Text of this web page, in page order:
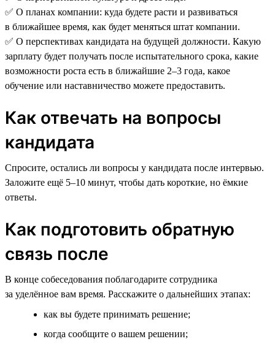
✅ О планах компании: куда будете расти и развиваться
в ближайшее время, как будет меняться штат компании.
✅ О перспективах кандидата на будущей должности. Какую
зарплату будет получать после испытательного срока, какие
возможности роста есть в ближайшие 2–3 года, какое
обучение или наставничество можете предоставить.
Как отвечать на вопросы
кандидата
Спросите, остались ли вопросы у кандидата после интервью.
Заложите ещё 5–10 минут, чтобы дать короткие, но ёмкие
ответы.
Как подготовить обратную
связь после
В конце собеседования поблагодарите сотрудника
за уделённое вам время. Расскажите о дальнейших этапах:
как вы будете принимать решение;
когда сообщите о вашем решении;